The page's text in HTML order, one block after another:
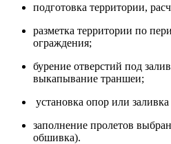
подготовка территории,
разметка территории по
ограждения;
бурение отверстий под
выкапывание траншеи;
установка опор или
заполнение пролетов
обшивка).